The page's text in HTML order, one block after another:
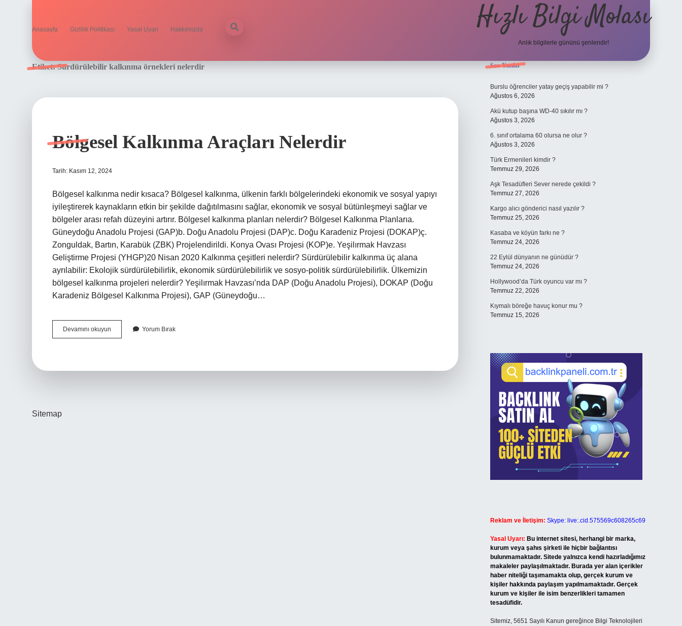
Anasayfa Gizlilik Politikası Yasal Uyarı Hakkımızda Hızlı Bilgi Molası
Anlık bilgilerle gününü şenlendir!
Etiket:Sürdürülebilir kalkınma örnekleri nelerdir
Bölgesel Kalkınma Araçları Nelerdir
Tarih: Kasım 12, 2024
Bölgesel kalkınma nedir kısaca? Bölgesel kalkınma, ülkenin farklı bölgelerindeki ekonomik ve sosyal yapıyı
iyileştirerek kaynakların etkin bir şekilde dağıtılmasını sağlar, ekonomik ve sosyal bütünleşmeyi sağlar ve
bölgeler arası refah düzeyini artırır. Bölgesel kalkınma planları nelerdir? Bölgesel Kalkınma Planlarıa.
Güneydoğu Anadolu Projesi (GAP)b. Doğu Anadolu Projesi (DAP)c. Doğu Karadeniz Projesi (DOKAP)ç.
Zonguldak, Bartın, Karabük (ZBK) Projelendirildi. Konya Ovası Projesi (KOP)e. Yeşilırmak Havzası
Geliştirme Projesi (YHGP)20 Nisan 2020 Kalkınma çeşitleri nelerdir? Sürdürülebilir kalkınma üç alana
ayrılabilir: Ekolojik sürdürülebilirlik, ekonomik sürdürülebilirlik ve sosyo-politik sürdürülebilirlik. Ülkemizin
bölgesel kalkınma projeleri nelerdir? Yeşilırmak Havzası’nda DAP (Doğu Anadolu Projesi), DOKAP (Doğu
Karadeniz Bölgesel Kalkınma Projesi), GAP (Güneydoğu…
Devamını okuyun Bölgesel
Kalkınma
Yorum Bırak
Sitemap
Sidebar
Son Yazılar
Burslu öğrenciler yatay geçiş yapabilir mi ?
Ağustos 6, 2026
Akü kutup başına WD-40 sıkılır mı ?
Ağustos 3, 2026
6. sınıf ortalama 60 olursa ne olur ?
Ağustos 3, 2026
Türk Ermenileri kimdir ?
Temmuz 29, 2026
Aşk Tesadüfleri Sever nerede çekildi ?
Temmuz 27, 2026
Kargo alıcı gönderici nasıl yazılır ?
Temmuz 25, 2026
Kasaba ve köyün farkı ne ?
Temmuz 24, 2026
22 Eylül dünyanın ne günüdür ?
Temmuz 24, 2026
Hollywood’da Türk oyuncu var mı ?
Temmuz 22, 2026
Kıymalı böreğe havuç konur mu ?
Temmuz 15, 2026
Reklam ve İletişim: Skype: live:.cid.575569c608265c69
Yasal Uyarı: Bu internet sitesi, herhangi bir marka,
kurum veya şahıs şirketi ile hiçbir bağlantısı
bulunmamaktadır. Sitede yalnızca kendi hazırladığımız
makaleler paylaşılmaktadır. Burada yer alan içerikler
haber niteliği taşımamakta olup, gerçek kurum ve
kişiler hakkında paylaşım yapılmamaktadır. Gerçek
kurum ve kişiler ile isim benzerlikleri tamamen
tesadüfidir.
Sitemiz, 5651 Sayılı Kanun gereğince Bilgi Teknolojileri